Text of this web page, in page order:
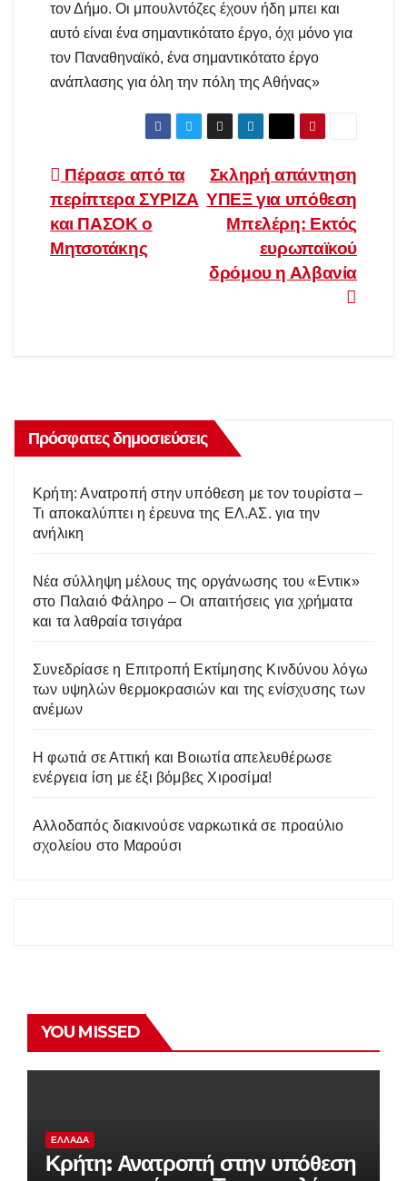
τον Δήμο. Οι μπουλντόζες έχουν ήδη μπει και
αυτό είναι ένα σημαντικότατο έργο, όχι μόνο για
τον Παναθηναϊκό, ένα σημαντικότατο έργο
ανάπλασης για όλη την πόλη της Αθήνας»
Πλοήγηση
άρθρων
Σκληρή απάντηση
ΥΠΕΞ για υπόθεση
Μπελέρη: Εκτός
ευρωπαϊκού
δρόμου η Αλβανία
Πέρασε από τα
περίπτερα ΣΥΡΙΖΑ
και ΠΑΣΟΚ ο
Μητσοτάκης
Πρόσφατες δημοσιεύσεις
Κρήτη: Ανατροπή στην υπόθεση με τον τουρίστα –
Τι αποκαλύπτει η έρευνα της ΕΛ.ΑΣ. για την
ανήλικη
Νέα σύλληψη μέλους της οργάνωσης του «Εντικ»
στο Παλαιό Φάληρο – Οι απαιτήσεις για χρήματα
και τα λαθραία τσιγάρα
Συνεδρίασε η Επιτροπή Εκτίμησης Κινδύνου λόγω
των υψηλών θερμοκρασιών και της ενίσχυσης των
ανέμων
Η φωτιά σε Αττική και Βοιωτία απελευθέρωσε
ενέργεια ίση με έξι βόμβες Χιροσίμα!
Αλλοδαπός διακινούσε ναρκωτικά σε προαύλιο
σχολείου στο Μαρούσι
YOU MISSED
ΕΛΛΆΔΑ
Κρήτη: Ανατροπή στην υπόθεση